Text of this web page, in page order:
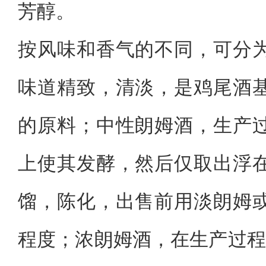
芳醇。
按风味和香气的不同，可分
味道精致，清淡，是鸡尾酒
的原料；中性朗姆酒，生产
上使其发酵，然后仅取出浮
馏，陈化，出售前用淡朗姆
程度；浓朗姆酒，在生产过